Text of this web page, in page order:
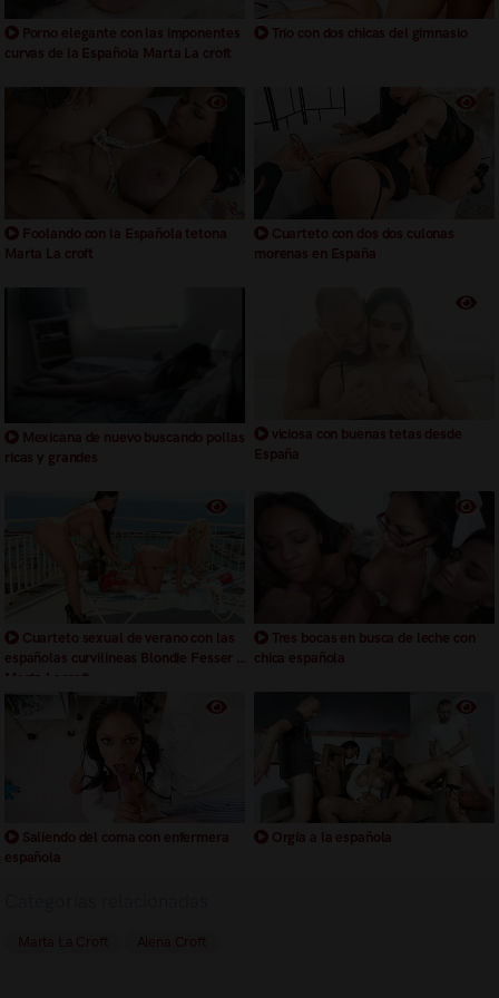
Porno elegante con las imponentes
curvas de la Española Marta La croft
Trío con dos chicas del gimnasio
Foolando con la Española tetona
Marta La croft
Cuarteto con dos dos culonas
morenas en España
Mexicana de nuevo buscando pollas
ricas y grandes
viciosa con buenas tetas desde
España
Cuarteto sexual de verano con las
españolas curvilineas Blondie Fesser y
Marta Lacroft
Tres bocas en busca de leche con
chica española
Saliendo del coma con enfermera
española
Orgía a la española